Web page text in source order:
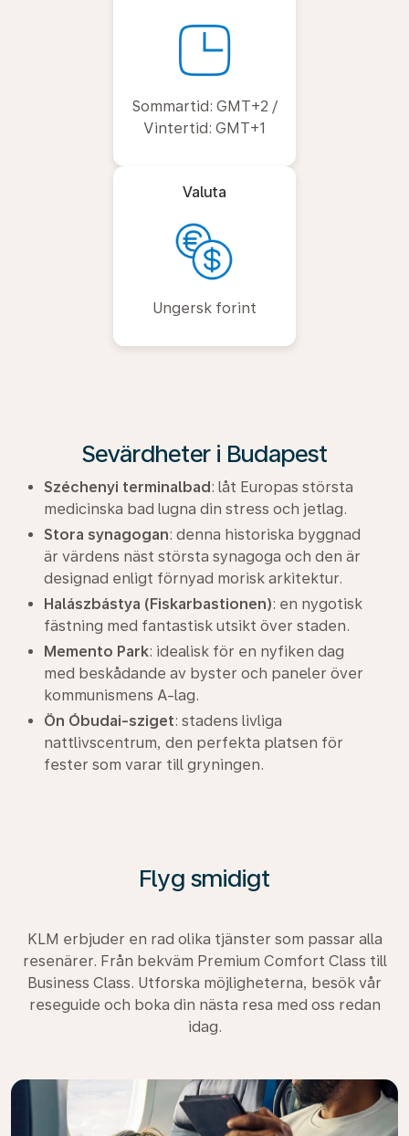
Sommartid: GMT+2 /
Vintertid: GMT+1
Valuta
Ungersk forint
Sevärdheter i Budapest
Széchenyi terminalbad: låt Europas största
medicinska bad lugna din stress och jetlag.
Stora synagogan: denna historiska byggnad
är värdens näst största synagoga och den är
designad enligt förnyad morisk arkitektur.
Halászbástya (Fiskarbastionen): en nygotisk
fästning med fantastisk utsikt över staden.
Memento Park: idealisk för en nyfiken dag
med beskådande av byster och paneler över
kommunismens A-lag.
Ön Óbudai-sziget: stadens livliga
nattlivscentrum, den perfekta platsen för
fester som varar till gryningen.
Flyg smidigt
KLM erbjuder en rad olika tjänster som passar alla
resenärer. Från bekväm Premium Comfort Class till
Business Class. Utforska möjligheterna, besök vår
reseguide och boka din nästa resa med oss redan
idag.